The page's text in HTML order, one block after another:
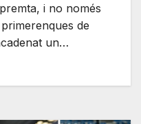
i no només
de
un…